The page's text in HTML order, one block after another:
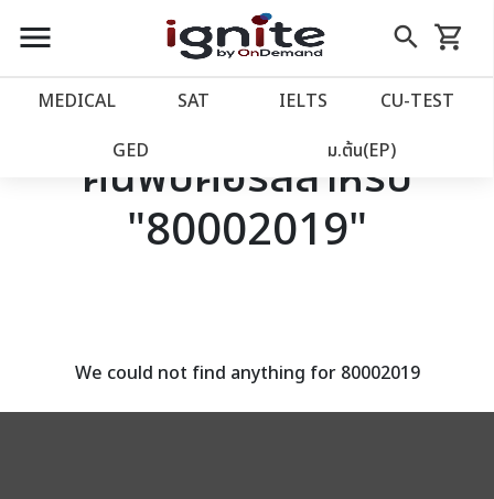
close
account_balance หน้าแรก
เว็บไซต์อิกไนท์
โปรโมชั่น
assignment ลงทะเบียน
menu search
Skip
to
shopping_cart
รถเข็น
MEDICAL SAT IELTS CU‑TEST
GED ม.ต้น(EP)
ค้นพบคอร์สสำหรับ
"80002019"
We could not find anything for 80002019